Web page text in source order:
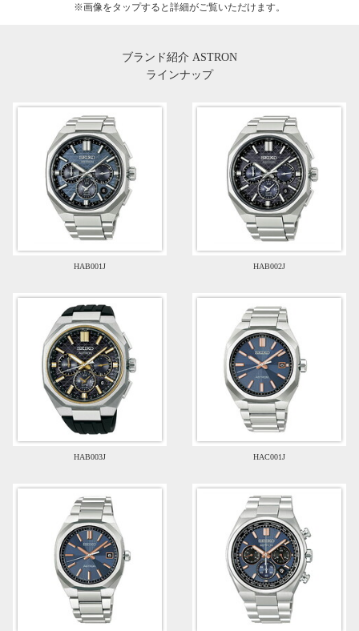
※画像をタップすると詳細がご覧いただけます。
ブランド紹介 ASTRON
ラインナップ
HAB001J HAB002J
HAB003J HAC001J